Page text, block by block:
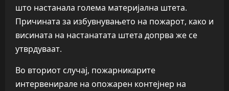
што настанала голема материјална штета.
Причината за избувнувањето на пожарот, како и
висината на настанатата штета допрва же се
утврдуваат.
Во вториот случај, пожарникарите
интервенирале на опожарен контејнер на